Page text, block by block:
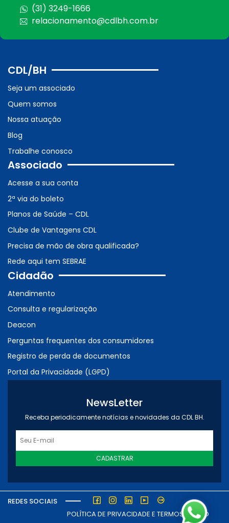
(31) 3249-1666
relacionamento@cdlbh.com.br
CDL/BH
Seja um associado
Quem somos
Nossa atuação
Blog
Trabalhe conosco
Associado
Acesse a sua conta
2ª via do boleto
Planos de Saúde – CDL
Clube de Vantagens CDL
Precisa de mão de obra qualificada?
Rede aqui tem SEBRAE
Cidadão
Atendimento
Consulta e regularização
Deacon
Perguntas frequentes dos consumidores
Registro de perda de documentos
Portal da Privacidade (LGPD)
NewsLetter
Receba periodicamente notícias e novidades da CDL BH.
CADASTRAR
REDES SOCIAIS
POLÍTICA DE PRIVACIDADE E TERMOS DE USO